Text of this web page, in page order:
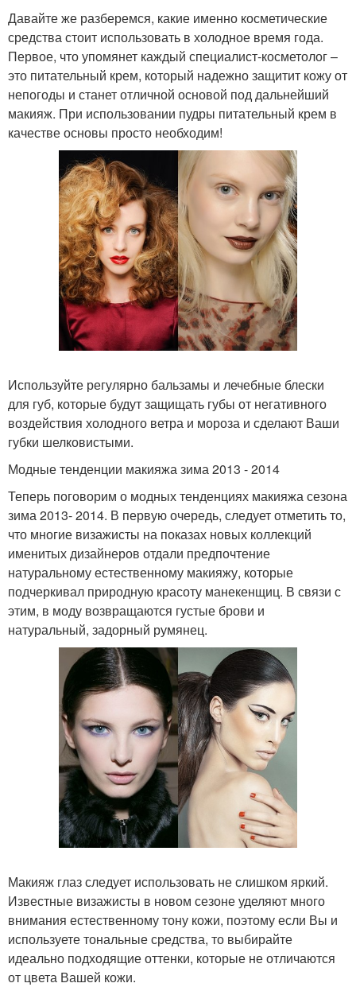
Давайте же разберемся, какие именно косметические
средства стоит использовать в холодное время года.
Первое, что упомянет каждый специалист-косметолог –
это питательный крем, который надежно защитит кожу от
непогоды и станет отличной основой под дальнейший
макияж. При использовании пудры питательный крем в
качестве основы просто необходим!
Используйте регулярно бальзамы и лечебные блески
для губ, которые будут защищать губы от негативного
воздействия холодного ветра и мороза и сделают Ваши
губки шелковистыми.
Модные тенденции макияжа зима 2013 - 2014
Теперь поговорим о модных тенденциях макияжа сезона
зима 2013- 2014. В первую очередь, следует отметить то,
что многие визажисты на показах новых коллекций
именитых дизайнеров отдали предпочтение
натуральному естественному макияжу, которые
подчеркивал природную красоту манекенщиц. В связи с
этим, в моду возвращаются густые брови и
натуральный, задорный румянец.
Макияж глаз следует использовать не слишком яркий.
Известные визажисты в новом сезоне уделяют много
внимания естественному тону кожи, поэтому если Вы и
используете тональные средства, то выбирайте
идеально подходящие оттенки, которые не отличаются
от цвета Вашей кожи.